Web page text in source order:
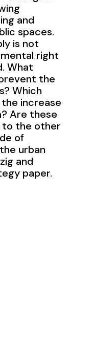
and
spaces.
is not
right
What
the
Which
increase
Are these
the other
of
urban
and
paper.